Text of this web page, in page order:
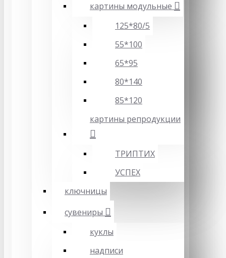
картины модульные
125*80/5
55*100
65*95
80*140
85*120
картины репродукции
ТРИПТИХ
УСПЕХ
ключницы
сувениры
куклы
надписи